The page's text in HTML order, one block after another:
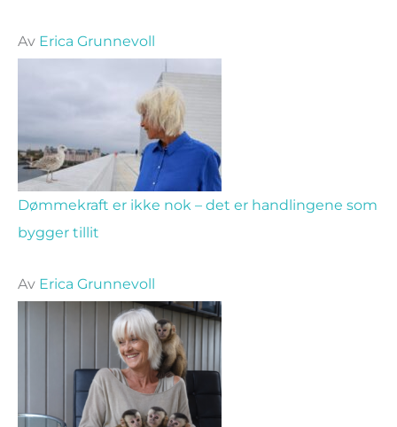
Av Erica Grunnevoll
Dømmekraft er ikke nok – det er handlingene som
bygger tillit
Av Erica Grunnevoll